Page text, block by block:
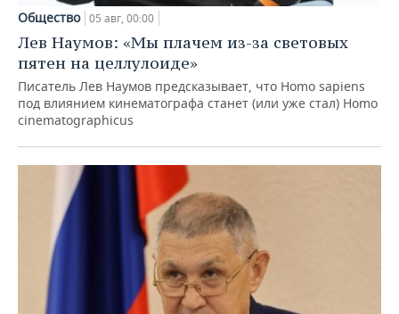
Общество 05 авг, 00:00
Лев Наумов: «Мы плачем из-за световых
пятен на целлулоиде»
Писатель Лев Наумов предсказывает, что Homo sapiens
под влиянием кинематографа станет (или уже стал) Homo
cinematographicus